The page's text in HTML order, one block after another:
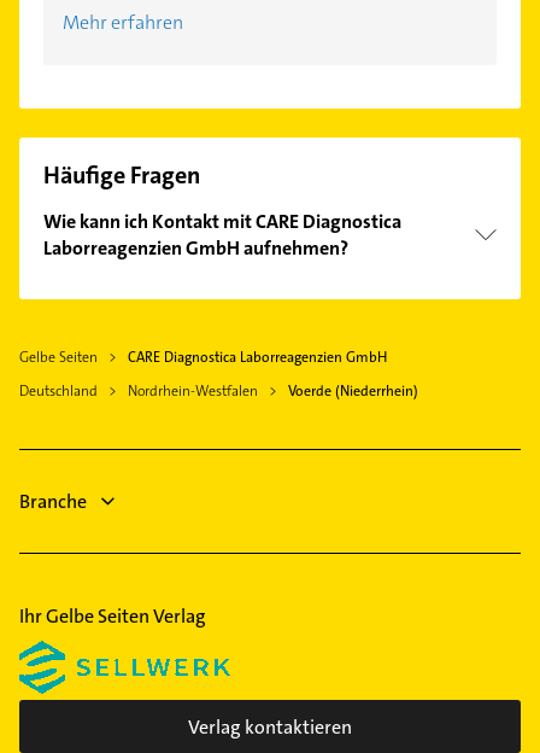
Mehr erfahren
Häufige Fragen
Wie kann ich Kontakt mit CARE Diagnostica
Laborreagenzien GmbH aufnehmen?
Mail in unserem Kontaktdaten-Bereich auswählen.
Hier finden Sie alleKontaktdaten.
Gelbe Seiten
CARE Diagnostica Laborreagenzien GmbH
Deutschland
Nordrhein-Westfalen Voerde (Niederrhein)
Branche
Ihr Gelbe Seiten Verlag
Verlag kontaktieren